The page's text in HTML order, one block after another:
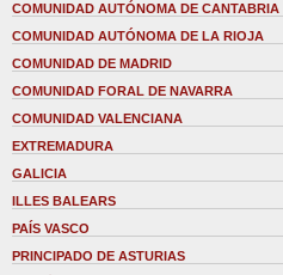
COMUNIDAD AUTÓNOMA DE CANTABRIA
COMUNIDAD AUTÓNOMA DE LA RIOJA
COMUNIDAD DE MADRID
COMUNIDAD FORAL DE NAVARRA
COMUNIDAD VALENCIANA
EXTREMADURA
GALICIA
ILLES BALEARS
PAÍS VASCO
PRINCIPADO DE ASTURIAS